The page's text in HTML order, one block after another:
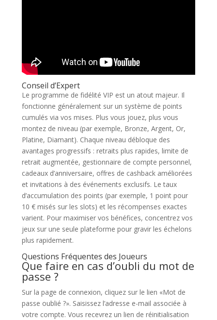
Conseil d’Expert
Le programme de fidélité VIP est un atout majeur. Il
fonctionne généralement sur un système de points
cumulés via vos mises. Plus vous jouez, plus vous
montez de niveau (par exemple, Bronze, Argent, Or,
Platine, Diamant). Chaque niveau débloque des
avantages progressifs : retraits plus rapides, limite de
retrait augmentée, gestionnaire de compte personnel,
cadeaux d’anniversaire, offres de cashback améliorées
et invitations à des événements exclusifs. Le taux
d’accumulation des points (par exemple, 1 point pour
10 € misés sur les slots) et les récompenses exactes
varient. Pour maximiser vos bénéfices, concentrez vos
jeux sur une seule plateforme pour gravir les échelons
plus rapidement.
Questions Fréquentes des Joueurs
Que faire en cas d’oubli du mot de
passe ?
Sur la page de connexion, cliquez sur le lien «Mot de
passe oublié ?». Saisissez l’adresse e-mail associée à
votre compte. Vous recevrez un lien de réinitialisation